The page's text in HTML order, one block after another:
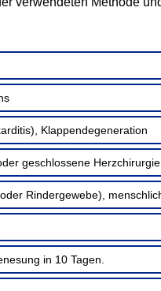
Klappendegeneration
geschlossene
Rindergewebe),
in 10 Tagen.